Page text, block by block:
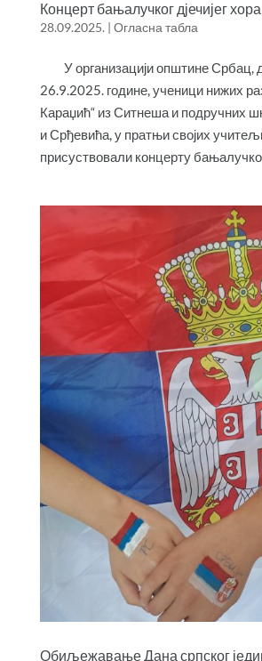
Концерт бањалучког дјечијег
28.09.2025. | Огласна табла
У организацији општине Србац,
26.9.2025. године, ученици нижих
Караџић“ из Ситнеша и подручних
и Срђевића, у пратњи својих
присуствовали концерту бањалучког
Обиљежавање Дана српског